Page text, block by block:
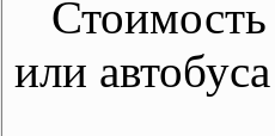
Стоимость
или